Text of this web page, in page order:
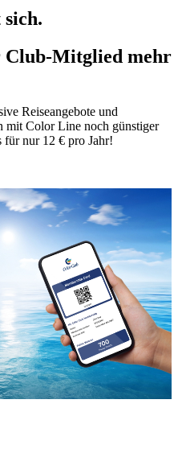
Club-Mitglied mehr
Reiseangebote und
mit Color Line noch günstiger
für nur 12 € pro Jahr!